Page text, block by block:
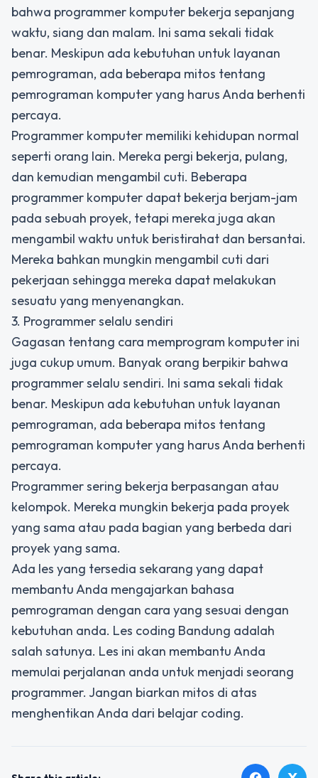
bahwa programmer komputer bekerja sepanjang
waktu, siang dan malam. Ini sama sekali tidak
benar. Meskipun ada kebutuhan untuk layanan
pemrograman, ada beberapa mitos tentang
pemrograman komputer yang harus Anda berhenti
percaya.
Programmer komputer memiliki kehidupan normal
seperti orang lain. Mereka pergi bekerja, pulang,
dan kemudian mengambil cuti. Beberapa
programmer komputer dapat bekerja berjam-jam
pada sebuah proyek, tetapi mereka juga akan
mengambil waktu untuk beristirahat dan bersantai.
Mereka bahkan mungkin mengambil cuti dari
pekerjaan sehingga mereka dapat melakukan
sesuatu yang menyenangkan.
3. Programmer selalu sendiri
Gagasan tentang cara memprogram komputer ini
juga cukup umum. Banyak orang berpikir bahwa
programmer selalu sendiri. Ini sama sekali tidak
benar. Meskipun ada kebutuhan untuk layanan
pemrograman, ada beberapa mitos tentang
pemrograman komputer yang harus Anda berhenti
percaya.
Programmer sering bekerja berpasangan atau
kelompok. Mereka mungkin bekerja pada proyek
yang sama atau pada bagian yang berbeda dari
proyek yang sama.
Ada les yang tersedia sekarang yang dapat
membantu Anda mengajarkan bahasa
pemrograman dengan cara yang sesuai dengan
kebutuhan anda. Les coding Bandung adalah
salah satunya. Les ini akan membantu Anda
memulai perjalanan anda untuk menjadi seorang
programmer. Jangan biarkan mitos di atas
menghentikan Anda dari belajar coding.